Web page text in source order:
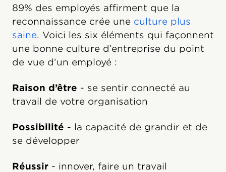
89% des employés affirment que la
reconnaissance crée une culture plus
saine. Voici les six éléments qui façonnent
une bonne culture d’entreprise du point
de vue d’un employé :
Raison d’être - se sentir connecté au
travail de votre organisation
Possibilité - la capacité de grandir et de
se développer
Réussir - innover, faire un travail